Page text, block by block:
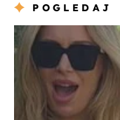
POGLEDAJ